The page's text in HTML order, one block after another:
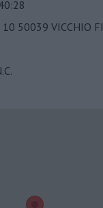
10 50039 VICCHIO FI